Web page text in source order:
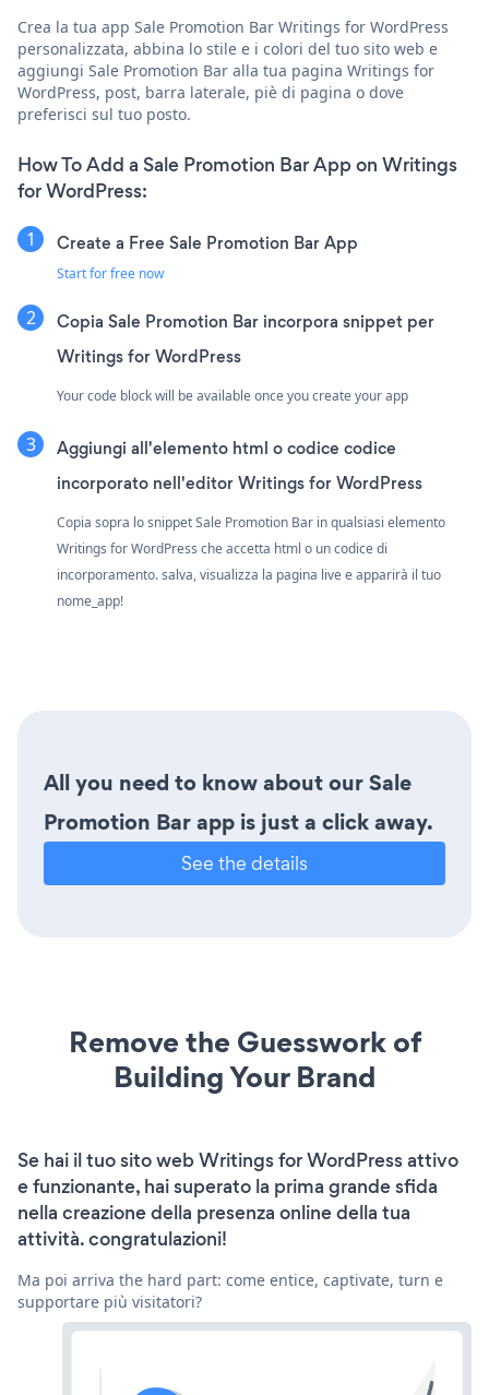
Crea la tua app Sale Promotion Bar Writings for WordPress
personalizzata, abbina lo stile e i colori del tuo sito web e
aggiungi Sale Promotion Bar alla tua pagina Writings for
WordPress, post, barra laterale, piè di pagina o dove
preferisci sul tuo posto.
How To Add a Sale Promotion Bar App on Writings
for WordPress:
Create a Free Sale Promotion Bar App
Start for free now
Copia Sale Promotion Bar incorpora snippet per
Writings for WordPress
Your code block will be available once you create your app
Aggiungi all'elemento html o codice codice
incorporato nell'editor Writings for WordPress
Copia sopra lo snippet Sale Promotion Bar in qualsiasi elemento
Writings for WordPress che accetta html o un codice di
incorporamento. salva, visualizza la pagina live e apparirà il tuo
nome_app!
All you need to know about our Sale
Promotion Bar app is just a click away.
See the details
Remove the Guesswork of
Building Your Brand
Se hai il tuo sito web Writings for WordPress attivo
e funzionante, hai superato la prima grande sfida
nella creazione della presenza online della tua
attività. congratulazioni!
Ma poi arriva the hard part: come entice, captivate, turn e
supportare più visitatori?